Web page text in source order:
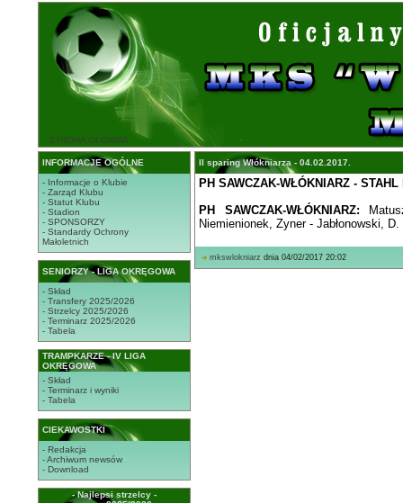
STRONA GŁÓWNA
INFORMACJE OGÓLNE
- Informacje o Klubie
- Zarząd Klubu
- Statut Klubu
- Stadion
- SPONSORZY
- Standardy Ochrony
Małoletnich
SENIORZY - LIGA OKRĘGOWA
- Skład
- Transfery 2025/2026
- Strzelcy 2025/2026
- Terminarz 2025/2026
- Tabela
TRAMPKARZE - IV LIGA
OKRĘGOWA
- Skład
- Terminarz i wyniki
- Tabela
CIEKAWOSTKI
- Redakcja
- Archiwum newsów
- Download
- Najlepsi strzelcy -
II sparing Włókniarza - 04.02.2017.
PH SAWCZAK-WŁÓKNIARZ -
PH SAWCZAK-WŁÓKNIARZ:
Niemienionek, Zyner - Jabłonowski,
mkswlokniarz dnia 04/02/2017 20:02